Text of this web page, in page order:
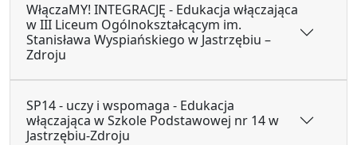
WłączaMY! INTEGRACJĘ - Edukacja włączająca
w III Liceum Ogólnokształcącym im.
Stanisława Wyspiańskiego w Jastrzębiu –
Zdroju
SP14 - uczy i wspomaga - Edukacja
włączająca w Szkole Podstawowej nr 14 w
Jastrzębiu-Zdroju